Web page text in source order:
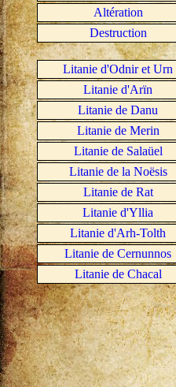
Altération
Destruction
Litanie d'Odnir et Urn
Litanie d'Arïn
Litanie de Danu
Litanie de Merin
Litanie de Salaüel
Litanie de la Noësis
Litanie de Rat
Litanie d'Yllia
Litanie d'Arh-Tolth
Litanie de Cernunnos
Litanie de Chacal